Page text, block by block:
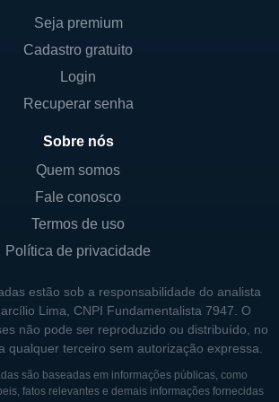
CONTROLE E SÓCIOS DA
Gro é uma empresa de
e, por isso, possui um número
de acionistas. A estrutura
de investidores
e individuais, bem como
A empresa é conhecida por
entre seus acionistas e
sempre em promover o
sustentável e a valorização de
longo prazo.
não tenha um controle
Seja premium
Cadastro gratuito
Login
Recuperar senha
Sobre nós
Quem somos
Fale conosco
Termos de uso
Política de privacidade
estão sob a responsabilidade do analista
Lima, CNPI Fundamentalista 7947. O
não pode ser reproduzido ou distribuído, no
qualquer terceiro sem autorização expressa.
são baseadas em informações públicas, como
fatos relevantes e demais informações fornecidas